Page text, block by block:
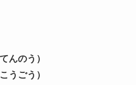
んのう）
うごう）